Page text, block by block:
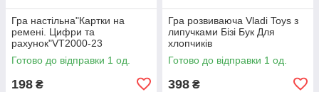
Гра настільна"Картки на
ремені. Цифри та
рахунок"VT2000-23
Готово до відправки 1 од.
198 ₴
Гра розвиваюча Vladi Toys з
липучками Бізі Бук Для
хлопчиків
Готово до відправки 1 од.
398 ₴